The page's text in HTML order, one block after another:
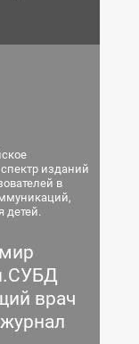
изданий
в
детей.
врач